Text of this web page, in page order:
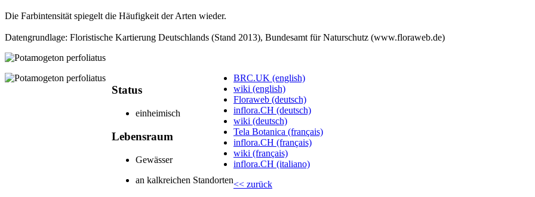
Die Farbintensität spiegelt die Häufigkeit der Arten wieder.
Datengrundlage: Floristische Kartierung Deutschlands (Stand 2013), Bundesamt für Naturschutz (www.floraweb.de)
Status
einheimisch
Lebensraum
Gewässer
an kalkreichen Standorten
BRC.UK (english)
wiki (english)
Floraweb (deutsch)
inflora.CH (deutsch)
wiki (deutsch)
Tela Botanica (français)
inflora.CH (français)
wiki (français)
inflora.CH (italiano)
<< zurück